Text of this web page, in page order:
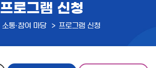
프로그램 신청
소통·참여 마당 프로그램 신청